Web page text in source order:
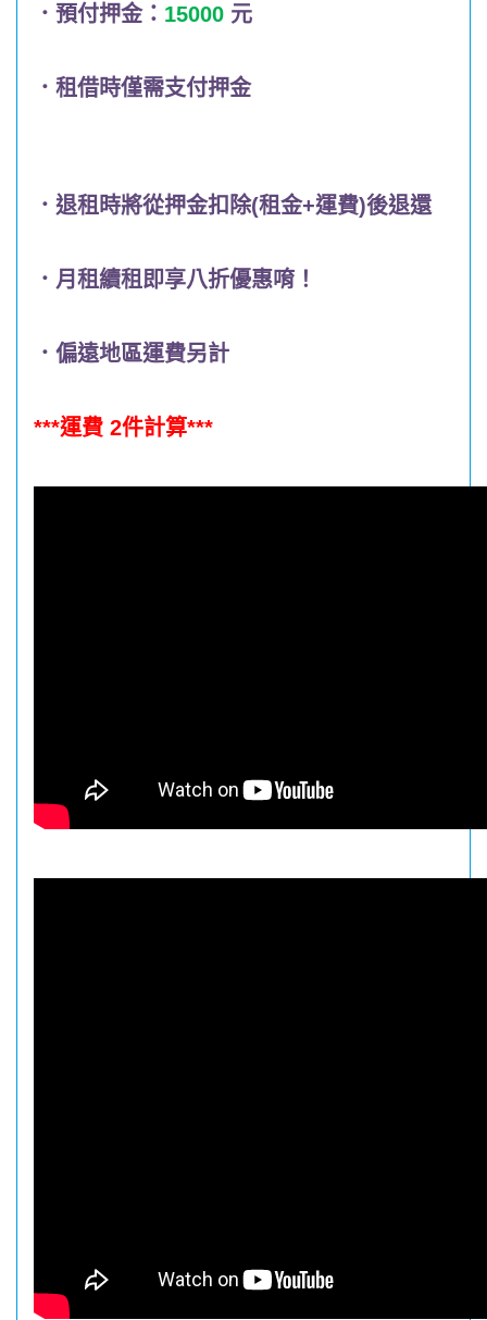
．預付押金： 15000 元
．租借時僅需支付押金
．退租時將從押金扣除(租金+運費)後退還
．月租續租即享八折優惠唷！
．偏遠地區運費另計
***運費 2件計算***